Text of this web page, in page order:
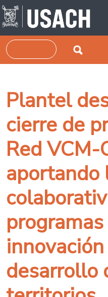
Pasar al contenido principal
Buscar
Plantel
cierre de
Red VCM-
aportando
desarrollo